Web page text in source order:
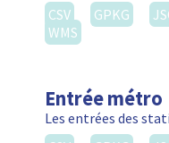
CSV
GPKG
WMS
Entrée métro
Les entrées des